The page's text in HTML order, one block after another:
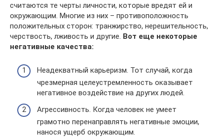
считаются те черты личности, которые вредят ей и
окружающим. Многие из них – противоположность
положительных сторон: транжирство, нерешительность,
черствость, лживость и другие. Вот еще некоторые
негативные качества:
Неадекватный карьеризм. Тот случай, когда
чрезмерная целеустремленность оказывает
негативное воздействие на других людей.
Агрессивность. Когда человек не умеет
грамотно перенаправлять негативные эмоции,
нанося ущерб окружающим.